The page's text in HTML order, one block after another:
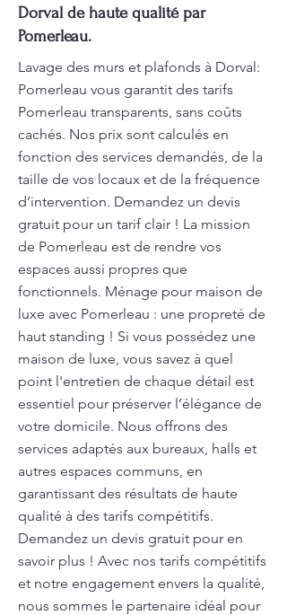
Dorval de haute qualité par
Pomerleau.
Lavage des murs et plafonds à Dorval:
Pomerleau vous garantit des tarifs
Pomerleau transparents, sans coûts
cachés. Nos prix sont calculés en
fonction des services demandés, de la
taille de vos locaux et de la fréquence
d’intervention. Demandez un devis
gratuit pour un tarif clair ! La mission
de Pomerleau est de rendre vos
espaces aussi propres que
fonctionnels. Ménage pour maison de
luxe avec Pomerleau : une propreté de
haut standing ! Si vous possédez une
maison de luxe, vous savez à quel
point l'entretien de chaque détail est
essentiel pour préserver l’élégance de
votre domicile. Nous offrons des
services adaptés aux bureaux, halls et
autres espaces communs, en
garantissant des résultats de haute
qualité à des tarifs compétitifs.
Demandez un devis gratuit pour en
savoir plus ! Avec nos tarifs compétitifs
et notre engagement envers la qualité,
nous sommes le partenaire idéal pour